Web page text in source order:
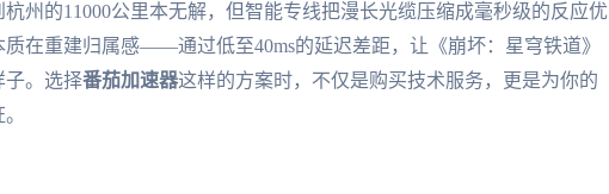
州的11000公里本无解，但智能专线把漫长光缆压缩成毫秒级的反应优
在重建归属感——通过低至40ms的延迟差距，让《崩坏：星穹铁道》
子。选择番茄加速器这样的方案时，不仅是购买技术服务，更是为你的